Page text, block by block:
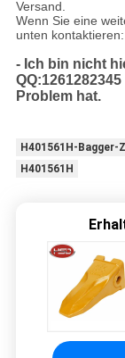
Versand.
Wenn Sie eine
unten kontaktieren:
- Ich bin nicht
QQ:1261282345
Problem hat.
H401561H-
H401561H